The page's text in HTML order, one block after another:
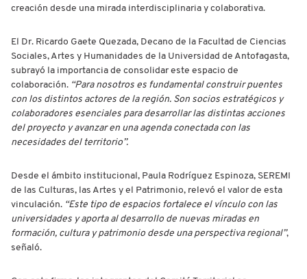
creación desde una mirada interdisciplinaria y colaborativa.
El Dr. Ricardo Gaete Quezada, Decano de la Facultad de Ciencias
Sociales, Artes y Humanidades de la Universidad de Antofagasta,
subrayó la importancia de consolidar este espacio de
colaboración. “Para nosotros es fundamental construir puentes
con los distintos actores de la región. Son socios estratégicos y
colaboradores esenciales para desarrollar las distintas acciones
del proyecto y avanzar en una agenda conectada con las
necesidades del territorio”.
Desde el ámbito institucional, Paula Rodríguez Espinoza, SEREMI
de las Culturas, las Artes y el Patrimonio, relevó el valor de esta
vinculación. “Este tipo de espacios fortalece el vínculo con las
universidades y aporta al desarrollo de nuevas miradas en
formación, cultura y patrimonio desde una perspectiva regional”,
señaló.